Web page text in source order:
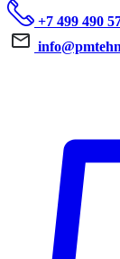
+7 499 490